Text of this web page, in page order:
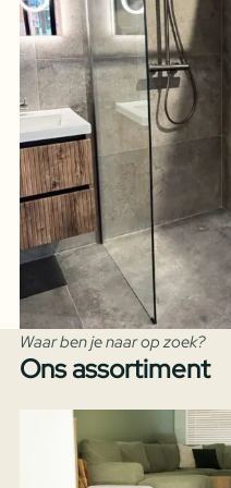
Waar ben je naar op zoek?
Ons assortiment